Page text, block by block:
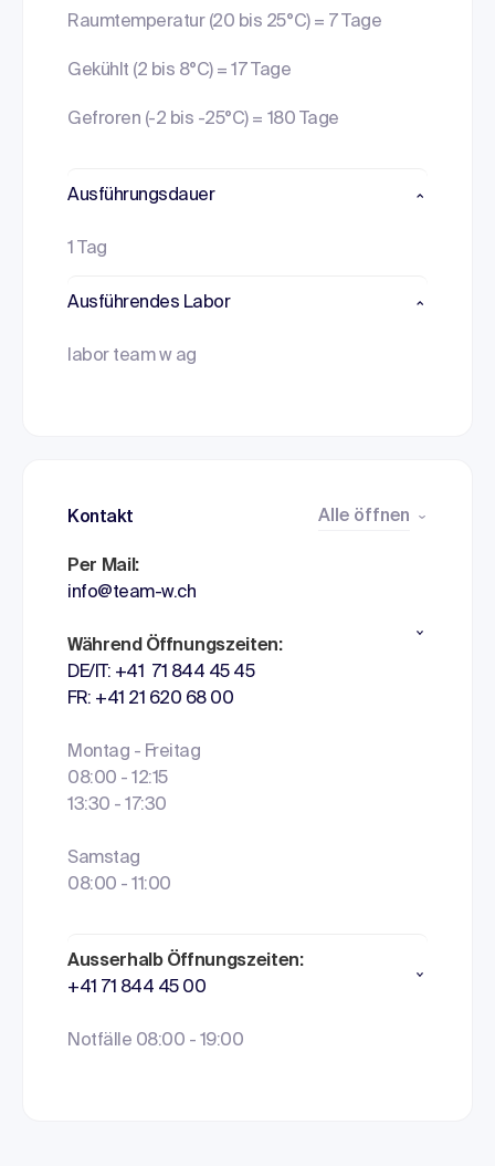
Raumtemperatur (20 bis 25°C) = 7 Tage
Gekühlt (2 bis 8°C) = 17 Tage
Gefroren (-2 bis -25°C) = 180 Tage
Ausführungsdauer
1 Tag
Ausführendes Labor
labor team w ag
Kontakt Alle öffnen
Per Mail:
info@team-w.ch
Während Öffnungszeiten:
DE/IT: +41 71 844 45 45
FR: +41 21 620 68 00
Montag - Freitag
08:00 - 12:15
13:30 - 17:30
Samstag
08:00 - 11:00
Ausserhalb Öffnungszeiten:
+41 71 844 45 00
Notfälle 08:00 - 19:00